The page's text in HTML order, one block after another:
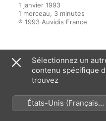
1 janvier 1993
1 morceau, 3 minutes
℗ 1993 Auvidis France
Sur l’album
Henri
Noël Lee,
Kruysen
Sélectionnez un
contenu spécifique
trouvez
États-Unis (Français
France)